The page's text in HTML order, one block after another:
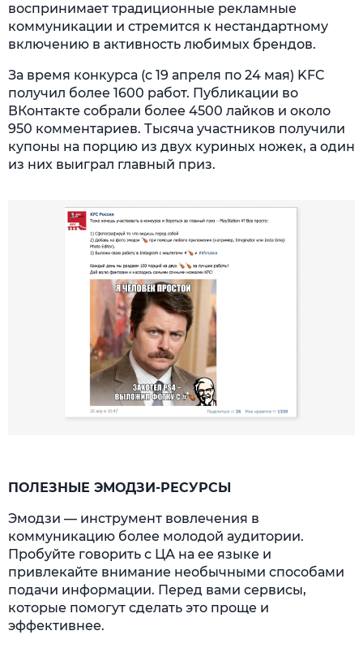
воспринимает традиционные рекламные
коммуникации и стремится к нестандартному
включению в активность любимых брендов.
За время конкурса (с 19 апреля по 24 мая) KFC
получил более 1600 работ. Публикации во
ВКонтакте собрали более 4500 лайков и около
950 комментариев. Тысяча участников получили
купоны на порцию из двух куриных ножек, а один
из них выиграл главный приз.
ПОЛЕЗНЫЕ ЭМОДЗИ-РЕСУРСЫ
Эмодзи — инструмент вовлечения в
коммуникацию более молодой аудитории.
Пробуйте говорить с ЦА на ее языке и
привлекайте внимание необычными способами
подачи информации. Перед вами сервисы,
которые помогут сделать это проще и
эффективнее.